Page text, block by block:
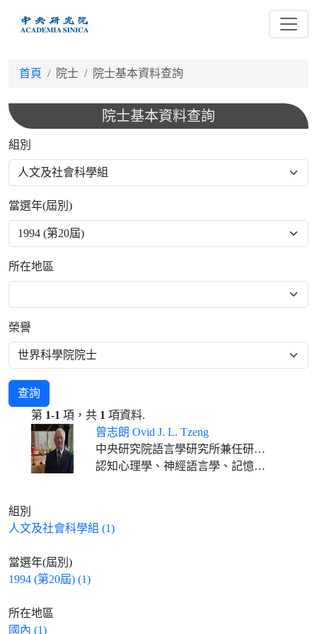
首頁 院士 院士基本資料查詢
院士基本資料查詢
組別
當選年(屆別)
所在地區
榮譽
查詢
第 1-1 項，共 1 項資料.
曾志朗 Ovid J. L. Tzeng
中央研究院語言學研究所兼任研究員
認知心理學、神經語言學、記憶、閱讀歷程及注意
組別
人文及社會科學組 (1)
當選年(屆別)
1994 (第20屆) (1)
所在地區
國內 (1)